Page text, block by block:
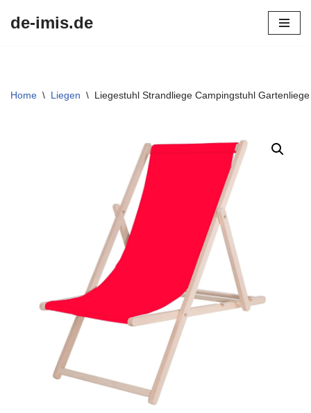
de-imis.de
Home \ Liegen \ Liegestuhl Strandliege Campingstuhl